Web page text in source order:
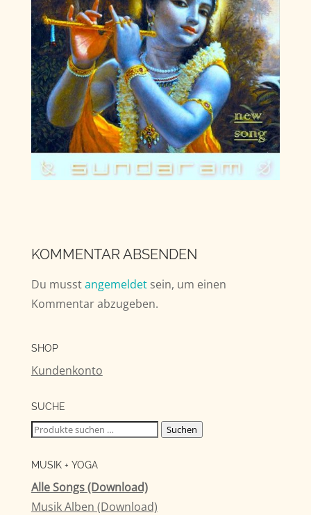
KOMMENTAR ABSENDEN
Du musstangemeldetsein, um einen
Kommentar abzugeben.
SHOP
Kundenkonto
SUCHE
Suchen
Suchen
MUSIK + YOGA
Alle Songs (Download)
Musik Alben (Download)